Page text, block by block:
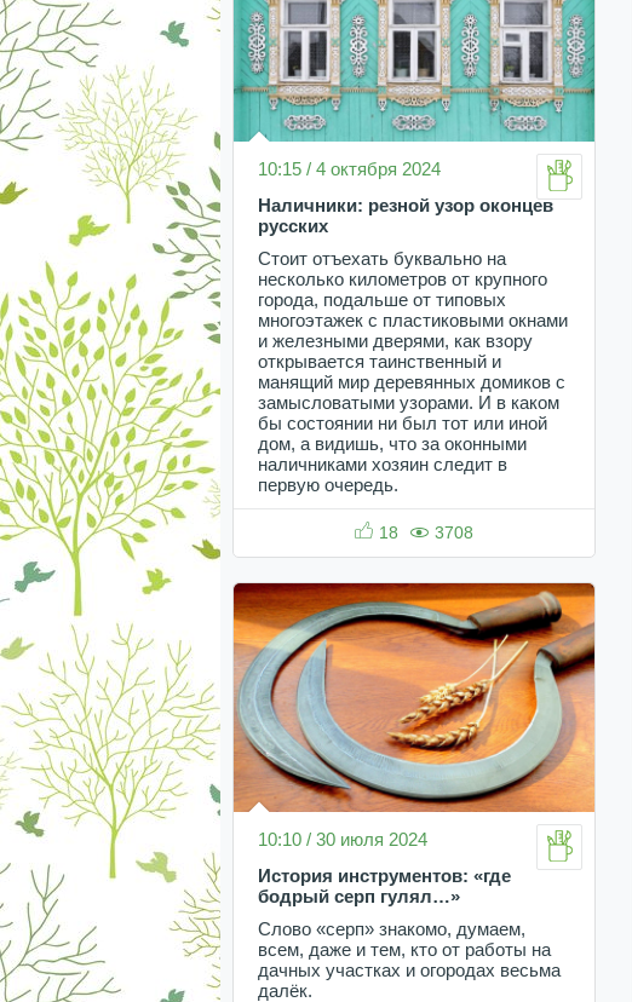
10:15 / 4 октября 2024
Наличники: резной узор оконцев
русских
Стоит отъехать буквально на
несколько километров от крупного
города, подальше от типовых
многоэтажек с пластиковыми окнами
и железными дверями, как взору
открывается таинственный и
манящий мир деревянных домиков с
замысловатыми узорами. И в каком
бы состоянии ни был тот или иной
дом, а видишь, что за оконными
наличниками хозяин следит в
первую очередь.
18 3708
10:10 / 30 июля 2024
История инструментов: «где
бодрый серп гулял…»
Слово «серп» знакомо, думаем,
всем, даже и тем, кто от работы на
дачных участках и огородах весьма
далёк.